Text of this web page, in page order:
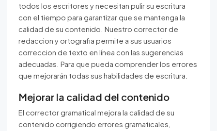
todos los escritores y necesitan pulir su escritura
con el tiempo para garantizar que se mantenga la
calidad de su contenido. Nuestro corrector de
redaccion y ortografia permite a sus usuarios
correccion de texto en línea con las sugerencias
adecuadas. Para que pueda comprender los errores
que mejorarán todas sus habilidades de escritura.
Mejorar la calidad del contenido
El corrector gramatical mejora la calidad de su
contenido corrigiendo errores gramaticales,